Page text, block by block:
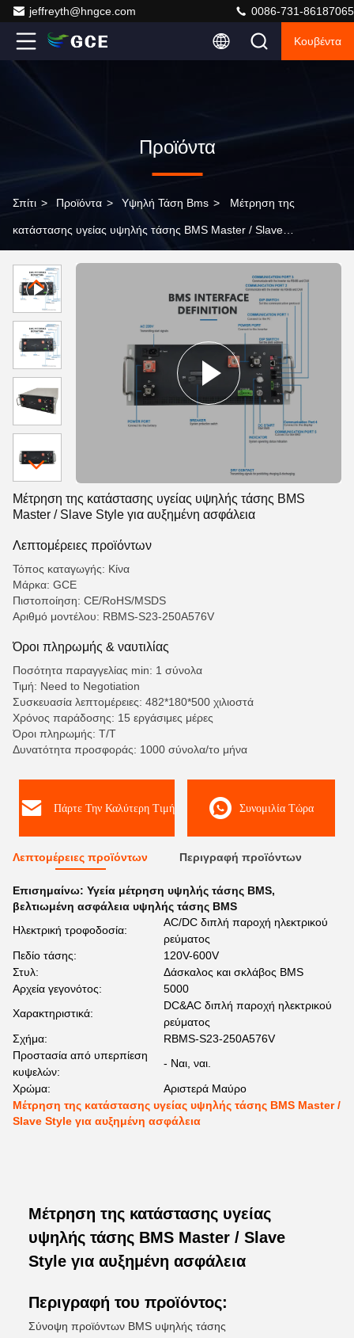
jeffreyth@hngce.com 0086-731-86187065
Κουβέντα
Προϊόντα
Σπίτι > Προϊόντα > Υψηλή Τάση Bms > Μέτρηση της
κατάστασης υγείας υψηλής τάσης BMS Master / Slave
Μέτρηση της κατάστασης υγείας υψηλής τάσης BMS
Master / Slave Style για αυξημένη ασφάλεια
Λεπτομέρειες προϊόντων
Τόπος καταγωγής: Κίνα
Μάρκα: GCE
Πιστοποίηση: CE/RoHS/MSDS
Αριθμό μοντέλου: RBMS-S23-250A576V
Όροι πληρωμής & ναυτιλίας
Ποσότητα παραγγελίας min: 1 σύνολα
Τιμή: Need to Negotiation
Συσκευασία λεπτομέρειες: 482*180*500 χιλιοστά
Χρόνος παράδοσης: 15 εργάσιμες μέρες
Όροι πληρωμής: Τ/Τ
Δυνατότητα προσφοράς: 1000 σύνολα/το μήνα
Πάρτε Την Καλύτερη Τιμή Συνομιλία Τώρα
Λεπτομέρειες προϊόντων Περιγραφή προϊόντων
Επισημαίνω: Υγεία μέτρηση υψηλής τάσης BMS,
βελτιωμένη ασφάλεια υψηλής τάσης BMS
Ηλεκτρική τροφοδοσία:
AC/DC διπλή παροχή ηλεκτρικού
ρεύματος
Πεδίο τάσης:
120V-600V
Στυλ:
Δάσκαλος και σκλάβος BMS
Αρχεία γεγονότος:
5000
Χαρακτηριστικά:
DC&AC διπλή παροχή ηλεκτρικού
ρεύματος
Σχήμα:
RBMS-S23-250A576V
Προστασία από υπερπίεση
κυψελών:
- Ναι, ναι.
Χρώμα:
Αριστερά Μαύρο
Μέτρηση της κατάστασης υγείας υψηλής τάσης BMS Master /
Slave Style για αυξημένη ασφάλεια
Μέτρηση της κατάστασης υγείας
υψηλής τάσης BMS Master / Slave
Style για αυξημένη ασφάλεια
Περιγραφή του προϊόντος:
Σύνοψη προϊόντων BMS υψηλής τάσης